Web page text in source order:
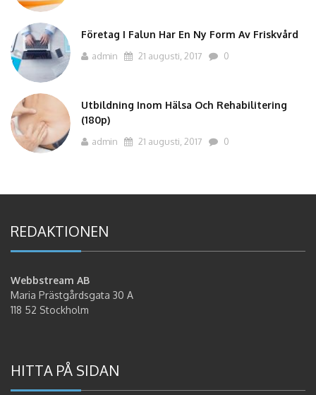
Företag I Falun Har En Ny Form Av Friskvård
admin 21 augusti, 2017 0
Utbildning Inom Hälsa Och Rehabilitering
(180p)
admin 21 augusti, 2017 0
REDAKTIONEN
Webbstream AB
Maria Prästgårdsgata 30 A
118 52 Stockholm
HITTA PÅ SIDAN